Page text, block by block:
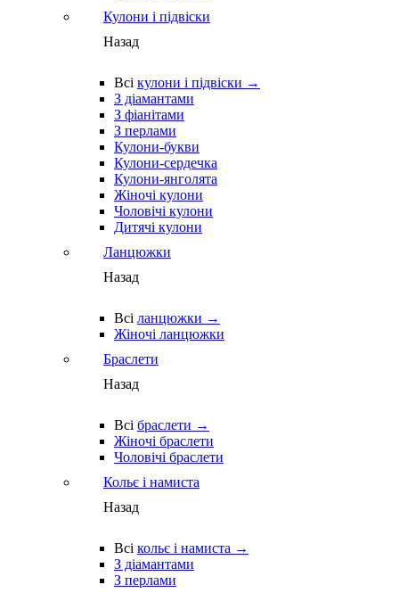
Кулони і підвіски
Назад
Всі кулони і підвіски →
З діамантами
З фіанітами
З перлами
Кулони-букви
Кулони-сердечка
Кулони-янголята
Жіночі кулони
Чоловічі кулони
Дитячі кулони
Ланцюжки
Назад
Всі ланцюжки →
Жіночі ланцюжки
Браслети
Назад
Всі браслети →
Жіночі браслети
Чоловічі браслети
Кольє і намиста
Назад
Всі кольє і намиста →
З діамантами
З перлами